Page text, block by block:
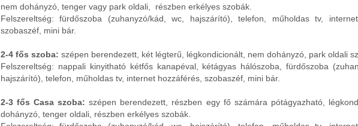
nem dohányzó, tenger vagy park oldali, részben erkélyes szobák.
Felszereltség: fürdőszoba (zuhanyzó/kád, wc, hajszárító), telefon, műholdas tv, internet
szobaszéf, mini bár.
2-4 fős szoba: szépen berendezett, két légterű, légkondicionált, nem dohányzó, park oldali
Felszereltség: nappali kinyitható kétfős kanapéval, kétágyas hálószoba, fürdőszoba
hajszárító), telefon, műholdas tv, internet hozzáférés, szobaszéf, mini bár.
2-3 fős Casa szoba: szépen berendezett, részben egy fő számára pótágyazható,
dohányzó, tenger oldali, részben erkélyes szobák.